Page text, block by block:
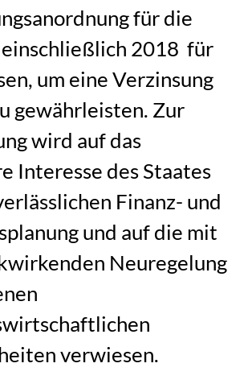
für die
einschließlich 2018 für
um eine Verzinsung
gewährleisten. Zur
wird auf das
Interesse des Staates
Finanz- und
und auf die mit
Neuregelung
verwiesen.